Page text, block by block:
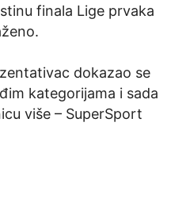
finala Lige prvaka
dokazao se
kategorijama i sada
više – SuperSport